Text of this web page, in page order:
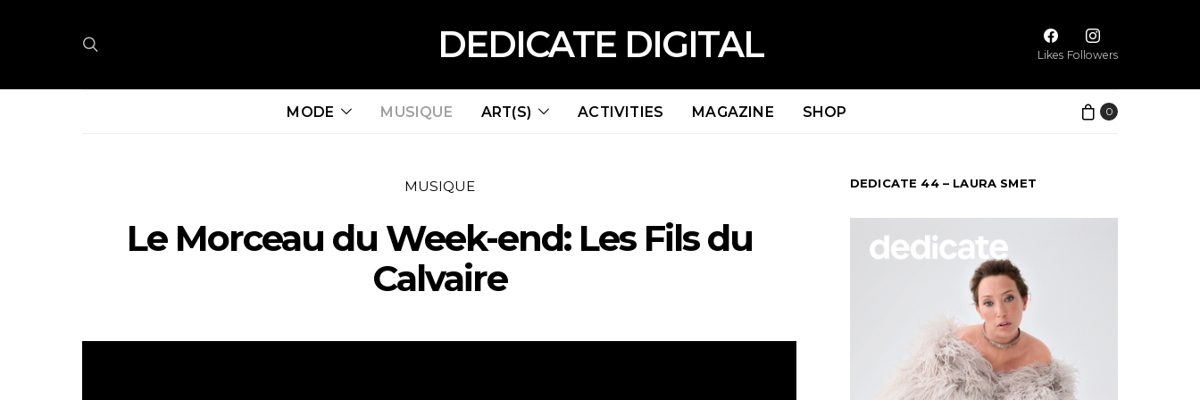
DEDICATE DIGITAL Likes Followers
MODE MUSIQUE ART(S) ACTIVITIES MAGAZINE SHOP 0
MUSIQUE
Le Morceau du Week-end: Les Fils du
Calvaire
DEDICATE 44 – LAURA SMET